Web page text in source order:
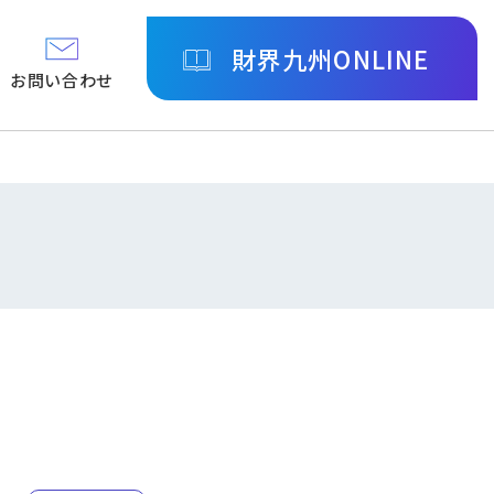
お問い合わせ
財界九州ONLINE